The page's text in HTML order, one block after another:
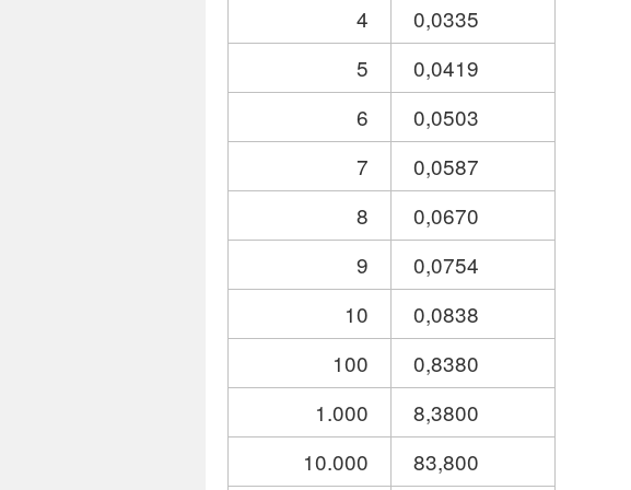
4
0,0335
5
0,0419
6
0,0503
7
0,0587
8
0,0670
9
0,0754
10
0,0838
100
0,8380
1.000
8,3800
10.000
83,800